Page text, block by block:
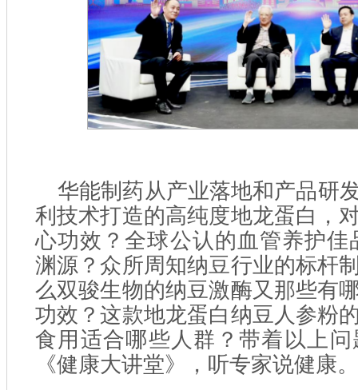
华能制药从产业落地和产品研
利技术打造的高纯度地龙蛋白，
心功效？全球公认的血管养护
渊源？众所周知纳豆行业的标杆
么双骏生物的纳豆激酶又那些有
功效？这款地龙蛋白纳豆人参粉
食用适合哪些人群？带着以上
《健康大讲堂》，听专家说健康。